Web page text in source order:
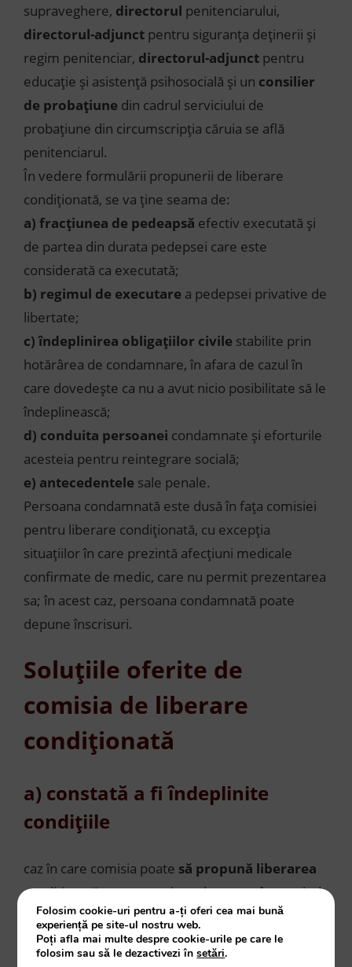
supraveghere, directorul penitenciarului,
directorul-adjunct pentru siguranța deținerii și
regim penitenciar, directorul-adjunct pentru
educație și asistență psihosocială și un consilier
de probațiune din cadrul serviciului de
probațiune din circumscripția căruia se află
penitenciarul.
În vedere formulării propunerii de liberare
condiționată, se va ține seama de:
a) fracțiunea de pedeapsă efectiv executată și
de partea din durata pedepsei care este
considerată ca executată;
b) regimul de executare a pedepsei privative de
libertate;
c) îndeplinirea obligațiilor civile stabilite prin
hotărârea de condamnare, în afara de cazul în
care dovedește ca nu a avut nicio posibilitate să le
îndeplinească;
d) conduita persoanei condamnate și eforturile
acesteia pentru reintegrare socială;
e) antecedentele sale penale.
Persoana condamnată este dusă în fața comisiei
pentru liberare condiționată, cu excepția
situațiilor în care prezintă afecțiuni medicale
confirmate de medic, care nu permit prezentarea
sa; în acest caz, persoana condamnată poate
depune înscrisuri.
Soluțiile oferite de
comisia de liberare
condiționată
a) constată a fi îndeplinite
condițiile
caz în care comisia poate să propună liberarea
condiționată a persoanei condamnate, întocmind
în acest sens un proces-verbal care cuprinde
punct de vedere al comisiei.
La procesul-verbal de propunere a liberării
Folosim cookie-uri pentru a-ți oferi cea mai bună
experiență pe site-ul nostru web.
Poți afla mai multe despre cookie-urile pe care le
folosim sau să le dezactivezi însetări.